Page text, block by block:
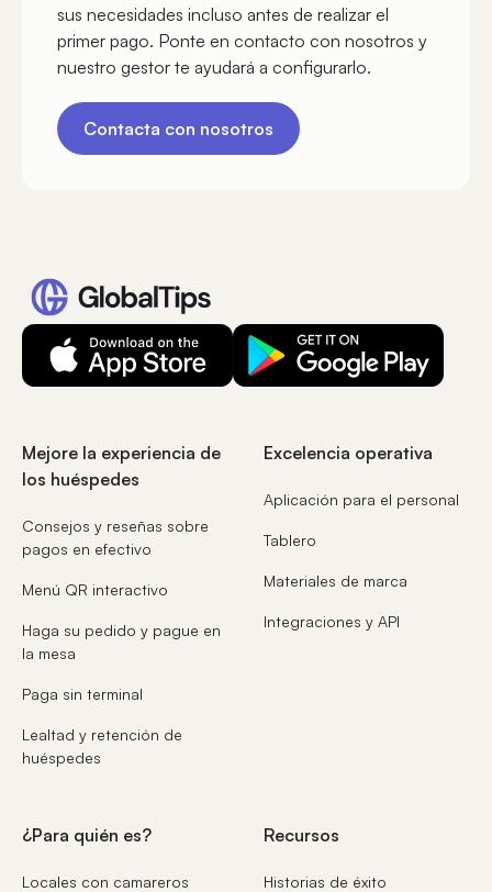
sus necesidades incluso antes de realizar el
primer pago. Ponte en contacto con nosotros y
nuestro gestor te ayudará a configurarlo.
Contacta con nosotros
Mejore la experiencia de
los huéspedes
Consejos y reseñas sobre
pagos en efectivo
Menú QR interactivo
Haga su pedido y pague en
la mesa
Paga sin terminal
Lealtad y retención de
huéspedes
Excelencia operativa
Aplicación para el personal
Tablero
Materiales de marca
Integraciones y API
¿Para quién es?
Locales con camareros
Recursos
Historias de éxito